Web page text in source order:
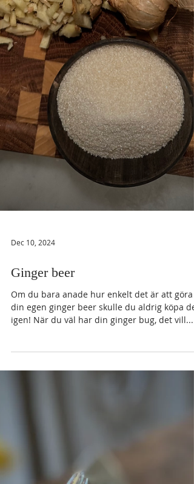
Om du bara anade hur enkelt det är att göra
din egen ginger beer skulle du aldrig köpa
igen! När du väl har din ginger bug, det vill...